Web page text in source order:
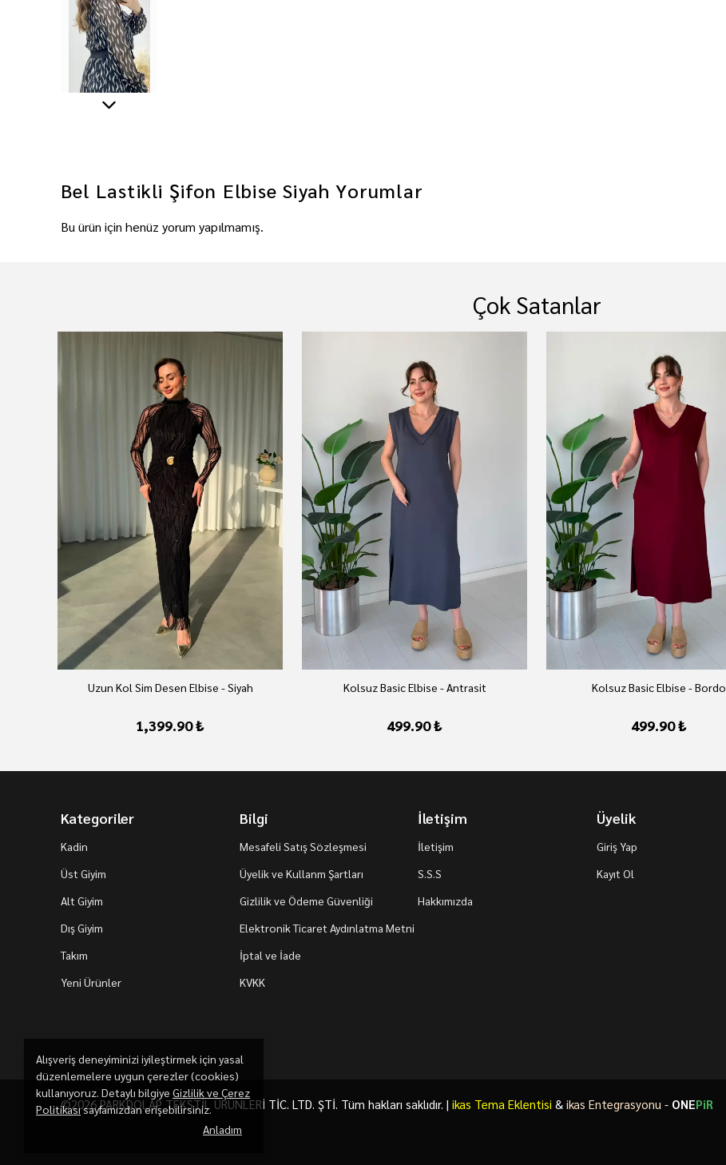
Alışveriş deneyiminizi iyileştirmek için yasal
düzenlemelere uygun çerezler (cookies)
kullanıyoruz. Detaylı bilgiye Gizlilik ve Çerez
Politikasısayfamızdan erişebilirsiniz.
Anladım
Bel Lastikli Şifon Elbise Siyah Yorumlar
Bu ürün için henüz yorum yapılmamış.
Çok Satanlar
Uzun Kol Sim Desen Elbise - Siyah
1,399.90 ₺
Kolsuz Basic Elbise - Antrasit
499.90 ₺
Kolsuz Basic Elbise - Bordo
499.90 ₺
Kategoriler
Kadin
Üst Giyim
Alt Giyim
Dış Giyim
Takım
Yeni Ürünler
Bilgi
Mesafeli Satış Sözleşmesi
Üyelik ve Kullanm Şartları
Gizlilik ve Ödeme Güvenliği
Elektronik Ticaret Aydınlatma Metni
İptal ve İade
KVKK
İletişim
İletişim
S.S.S
Hakkımızda
Üyelik
Giriş Yap
Kayıt Ol
©2026 PARKDOLAP TEKSTİL ÜRÜNLERİ TİC. LTD. ŞTİ. Tüm hakları saklıdır. | ikas Tema Eklentisi & ikas Entegrasyonu - ONEPiR